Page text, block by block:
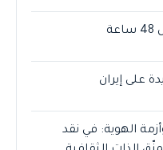
على إيران
الهوية: في نقد